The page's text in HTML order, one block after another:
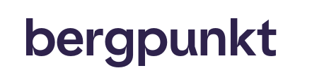
bergpunkt